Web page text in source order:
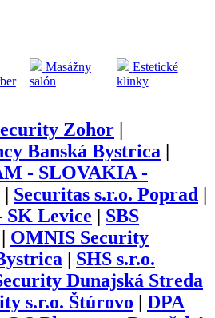
Masážny
salón
Estetické
klinky
Zohor
Banská Bystrica
- SLOVAKIA -
Securitas s.r.o. Poprad
SK Levice
SBS
OMNIS Security
SHS s.r.o.
Dunajská Streda
s.r.o. Štúrovo
DPA